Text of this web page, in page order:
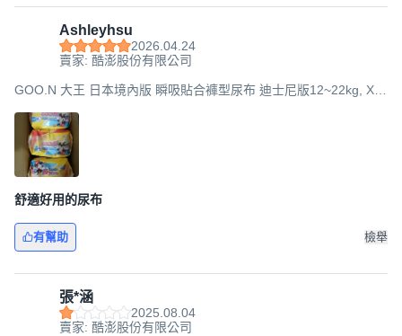
Ashleyhsu
2026.04.24
賣家: 酷澎股份有限公司
GOO.N 大王 日本境內版 瞬吸貼合褲型尿布 迪士尼版12~22kg, XL,
舒適好用的尿布
有幫助 檢舉
張*涵
2025.08.04
賣家: 酷澎股份有限公司